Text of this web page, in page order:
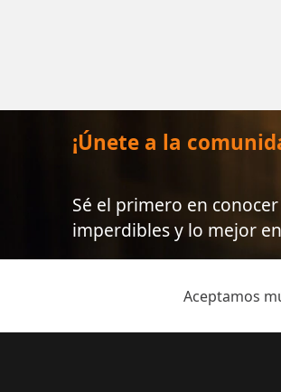
¡Únete a la
Sé el primero en
imperdibles y lo mejor
Aceptamos